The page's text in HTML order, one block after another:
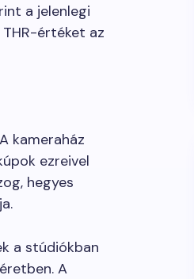
a jelenlegi
értéket az
kameraház
ezreivel
hegyes
a stúdiókban
A